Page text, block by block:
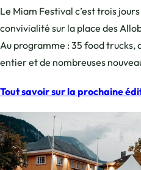
Le Miam Festival c’est trois
convivialité sur la place des
Au programme : 35 food trucks,
entier et de nombreuses
Tout savoir sur la prochaine